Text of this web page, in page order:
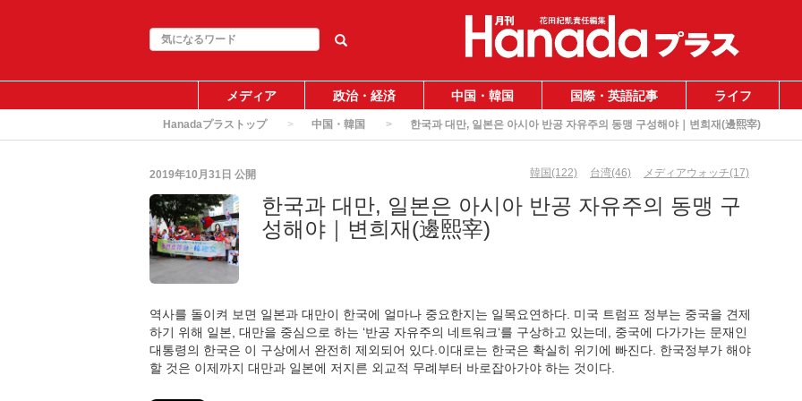
メディア 政治・経済 中国・韓国 国際・英語記事 ライフ
Hanadaプラストップ 中国・韓国 한국과 대만, 일본은 아시아 반공 자유주의 동맹 구성해야｜변희재(邊熙宰)
2019年10月31日 公開 韓国(122) 台湾(46) メディアウォッチ(17)
한국과 대만, 일본은 아시아 반공 자유주의 동맹 구
성해야｜변희재(邊熙宰)
역사를 돌이켜 보면 일본과 대만이 한국에 얼마나 중요한지는 일목요연하다. 미국 트럼프 정부는 중국을 견제
하기 위해 일본, 대만을 중심으로 하는 ‘반공 자유주의 네트워크‘를 구상하고 있는데, 중국에 다가가는 문재인
대통령의 한국은 이 구상에서 완전히 제외되어 있다.이대로는 한국은 확실히 위기에 빠진다. 한국정부가 해야
할 것은 이제까지 대만과 일본에 저지른 외교적 무례부터 바로잡아가야 하는 것이다.